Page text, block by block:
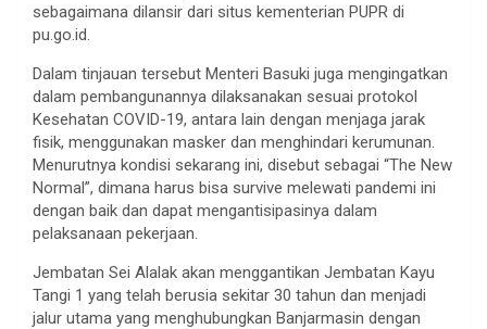
sebagaimana dilansir dari situs kementerian PUPR di
pu.go.id.
Dalam tinjauan tersebut Menteri Basuki juga mengingatkan
dalam pembangunannya dilaksanakan sesuai protokol
Kesehatan COVID-19, antara lain dengan menjaga jarak
fisik, menggunakan masker dan menghindari kerumunan.
Menurutnya kondisi sekarang ini, disebut sebagai “The New
Normal”, dimana harus bisa survive melewati pandemi ini
dengan baik dan dapat mengantisipasinya dalam
pelaksanaan pekerjaan.
Jembatan Sei Alalak akan menggantikan Jembatan Kayu
Tangi 1 yang telah berusia sekitar 30 tahun dan menjadi
jalur utama yang menghubungkan Banjarmasin dengan